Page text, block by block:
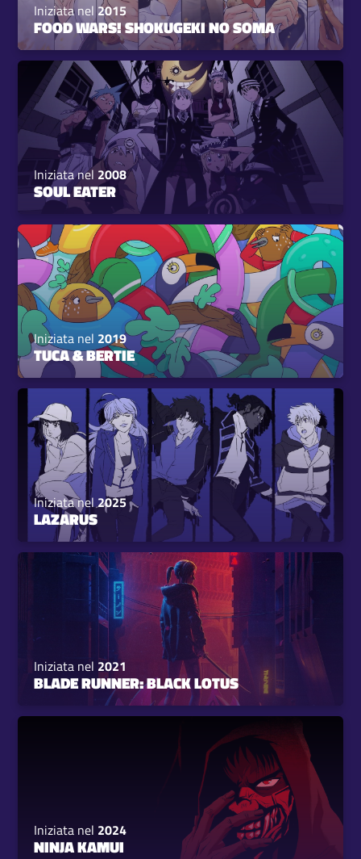
Iniziata nel 2015
FOOD WARS! SHOKUGEKI NO SOMA
Iniziata nel 2008
SOUL EATER
Iniziata nel 2019
TUCA & BERTIE
Iniziata nel2025
LAZARUS
Iniziata nel 2021
BLADE RUNNER: BLACK LOTUS
Iniziata nel 2024
NINJA KAMUI